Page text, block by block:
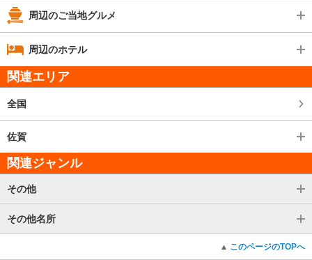
周辺のご当地グルメ
周辺のホテル
関連エリア
全国
佐賀
関連ジャンル
その他
その他名所
このページのTOPへ